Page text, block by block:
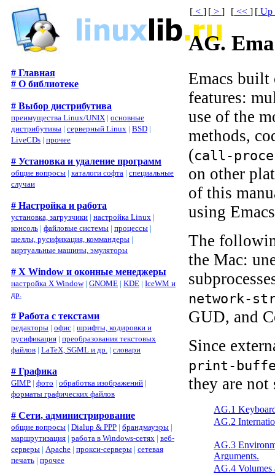
# Главная
# О библиотеке
# Выбор дистрибутива
преимущества Linux/UNIX | основные
дистрибутивы | серверный Linux | BSD |
LiveCDs | прочее
# Установка и удаление программ
общие вопросы | каталоги софта | специальные
случаи
# Настройка и работа
установка, загрузчики | настройка Linux |
консоль | файловые системы | процессы |
шеллы, русификация, коммандеры |
виртуальные машины, эмуляторы
# X Window и оконные менеджеры
настройка X Window| GNOME | KDE | IceWM и
др.
# Работа с текстами
редакторы | офис | шрифты, кодировки и
русификация | преобразования текстовых
файлов | LaTeX, SGML и др. | словари
# Графика
GIMP | фото | обработка изображений |
форматы графических файлов
# Сети, администрирование
общие вопросы | Dialup & PPP | брандмауэры |
маршрутизация | работа в Windows-сетях | веб-
серверы | Apache | прокси-серверы | сетевая
печать | прочее
[ <] [ >] [ <<] [ Up
AG.
Emacs built
features:
use of the
methods,
(call-
on other
of this
using
The
the Mac:
network-
GUD, and
Since
print-
they are not
AG.1
AG.2
AG.3
Arguments.
AG.4 Volumes